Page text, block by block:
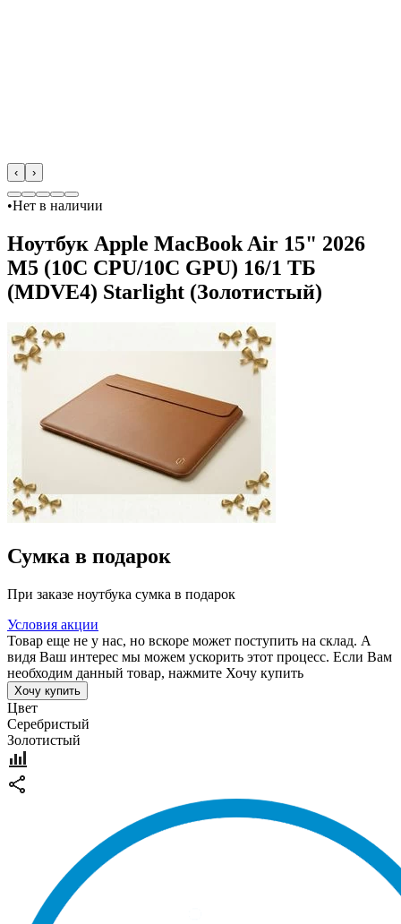
‹ ›
•Нет в наличии
Ноутбук Apple MacBook Air 15" 2026
M5 (10C CPU/10C GPU) 16/1 ТБ
(MDVE4) Starlight (Золотистый)
Сумка в подарок
При заказе ноутбука сумка в подарок
Условия акции
Товар еще не у нас, но вскоре может поступить на склад. А
видя Ваш интерес мы можем ускорить этот процесс. Если Вам
необходим данный товар, нажмите Хочу купить
Хочу купить
Цвет
Серебристый
Золотистый